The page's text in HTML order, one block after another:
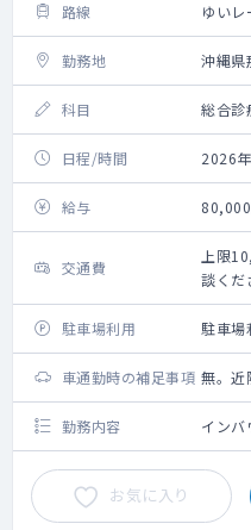
路線 ゆいレ
勤務地 沖縄県
科目 総合診
日程/時間 2026
給与 80,000
交通費
上限
談くだ
駐車場利用 駐車場
車通勤時の補足事項 無。近
勤務内容 インバ
お気に入り